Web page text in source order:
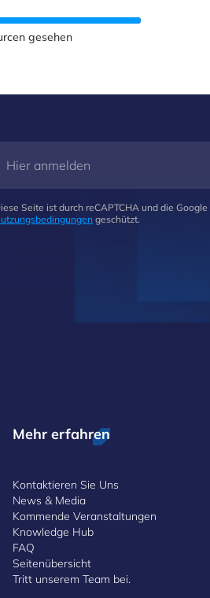
gesehen
Seite ist durch reCAPTCHA und die Google
geschützt.
Mehr erfahren
Kontaktieren Sie Uns
News & Media
Kommende Veranstaltungen
Knowledge Hub
FAQ
Seitenübersicht
Tritt unserem Team bei.